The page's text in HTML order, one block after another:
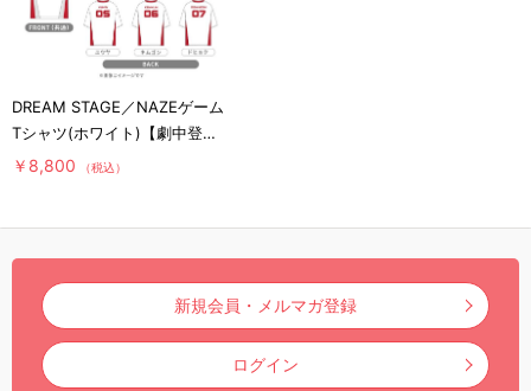
DREAM STAGE／NAZEゲーム
Tシャツ(ホワイト)【劇中登場
レプリカ】
￥8,800 （税込）
新規会員・メルマガ登録
ログイン